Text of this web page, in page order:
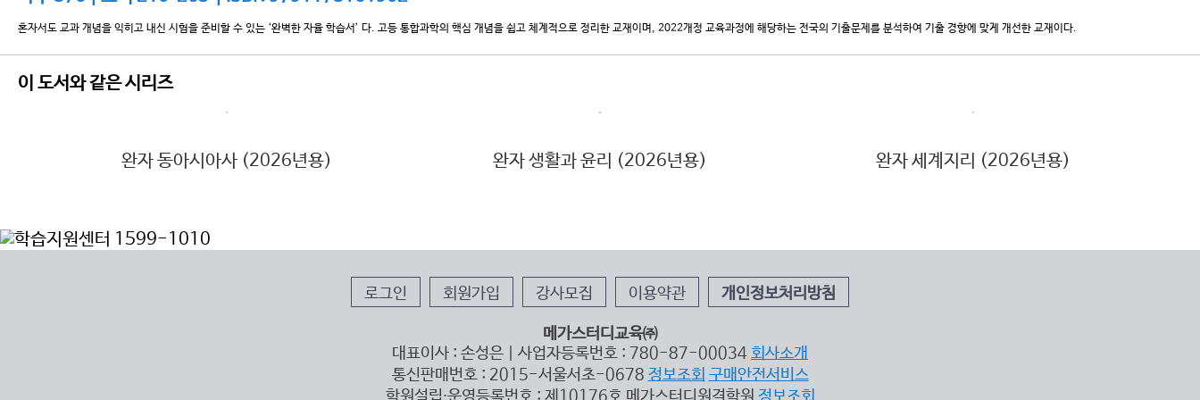
혼자서도 교과 개념을 익히고 내신 시험을 준비할 수 있는 ‘완벽한 자율 학습서’ 다. 고등 통합과학의 핵심 개념을 쉽고 체계적으로 정리한 교재이며, 2022개정 교육과정에 해당하는 전국의 기출문제를 분석하여 기출 경향에 맞게 개선한 교재이다.
이 도서와 같은 시리즈
완자 동아시아사 (2026년용) 완자 생활과 윤리 (2026년용) 완자 세계지리 (2026년용)
로그인 회원가입 강사모집 이용약관 개인정보처리방침
메가스터디교육㈜
대표이사 : 손성은 | 사업자등록번호 : 780-87-00034 회사소개
통신판매번호 : 2015-서울서초-0678 정보조회 구매안전서비스
학원설립∙운영등록번호 : 제10176호 메가스터디원격학원 정보조회